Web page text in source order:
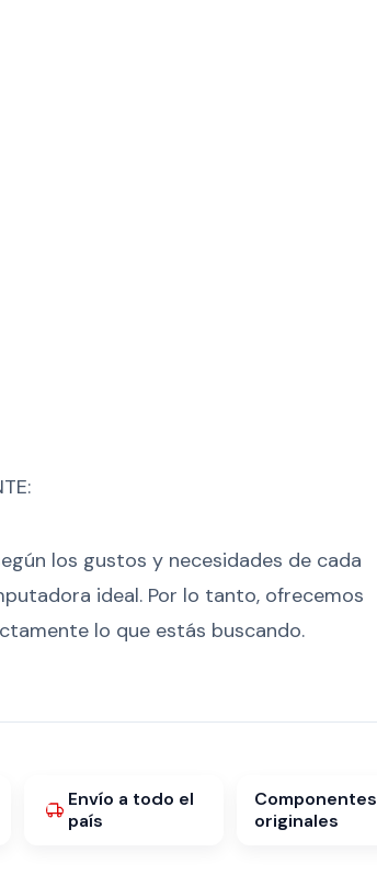
los gustos y necesidades de cada
ideal. Por lo tanto, ofrecemos
lo que estás buscando.
Envío a todo el
país
Componentes
originales